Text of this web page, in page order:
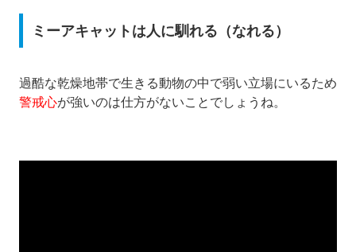
ミーアキャットは人に馴れる（なれる）
過酷な乾燥地帯で生きる動物の中で弱い立場にいるため
警戒心が強いのは仕方がないことでしょうね。